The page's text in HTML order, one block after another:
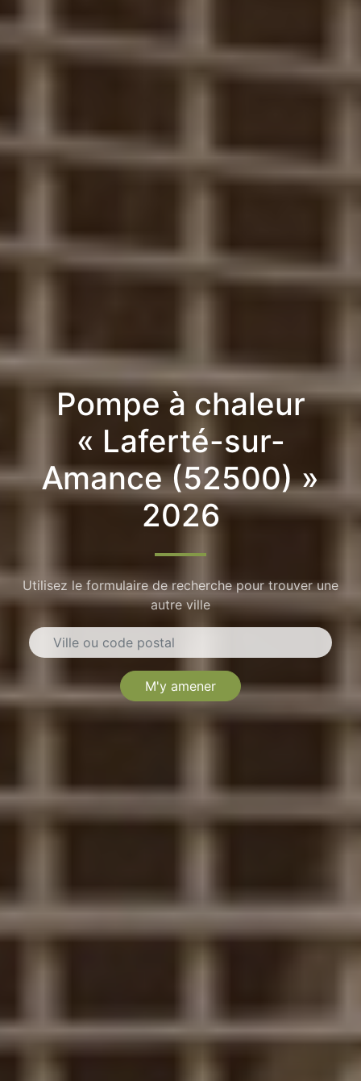
Pompe à chaleur
« Laferté-sur-
Amance (52500) »
2026
Utilisez le formulaire de recherche pour trouver une
autre ville
M'y amener